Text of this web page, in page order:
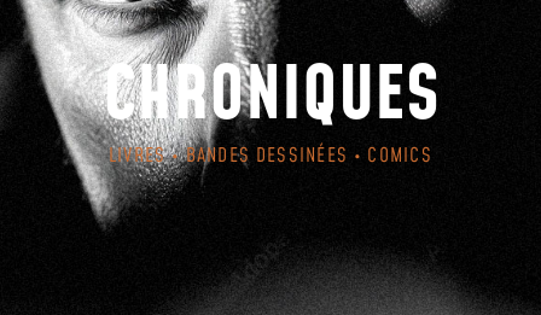
CHRONIQUES
LIVRES • BANDES DESSINÉES • COMICS